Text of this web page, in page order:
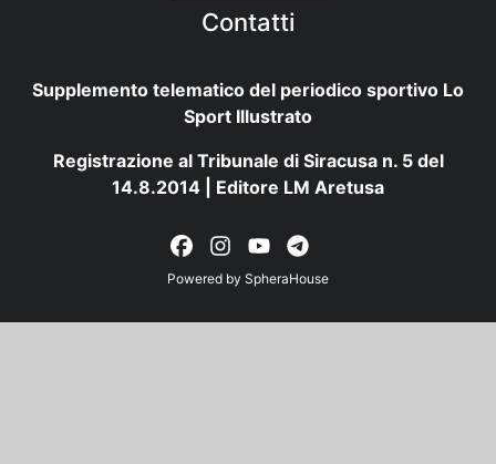
Contatti
Supplemento telematico del periodico sportivo Lo
Sport Illustrato
Registrazione al Tribunale di Siracusa n. 5 del
14.8.2014 | Editore LM Aretusa
Powered by SpheraHouse